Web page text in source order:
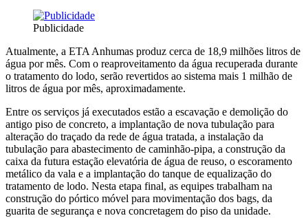
Publicidade
Atualmente, a ETA Anhumas produz cerca de 18,9 milhões litros de
água por mês. Com o reaproveitamento da água recuperada durante
o tratamento do lodo, serão revertidos ao sistema mais 1 milhão de
litros de água por mês, aproximadamente.
Entre os serviços já executados estão a escavação e demolição do
antigo piso de concreto, a implantação de nova tubulação para
alteração do traçado da rede de água tratada, a instalação da
tubulação para abastecimento de caminhão-pipa, a construção da
caixa da futura estação elevatória de água de reuso, o escoramento
metálico da vala e a implantação do tanque de equalização do
tratamento de lodo. Nesta etapa final, as equipes trabalham na
construção do pórtico móvel para movimentação dos bags, da
guarita de segurança e nova concretagem do piso da unidade.